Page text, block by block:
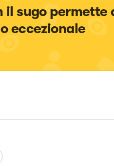
il sugo permette
eccezionale